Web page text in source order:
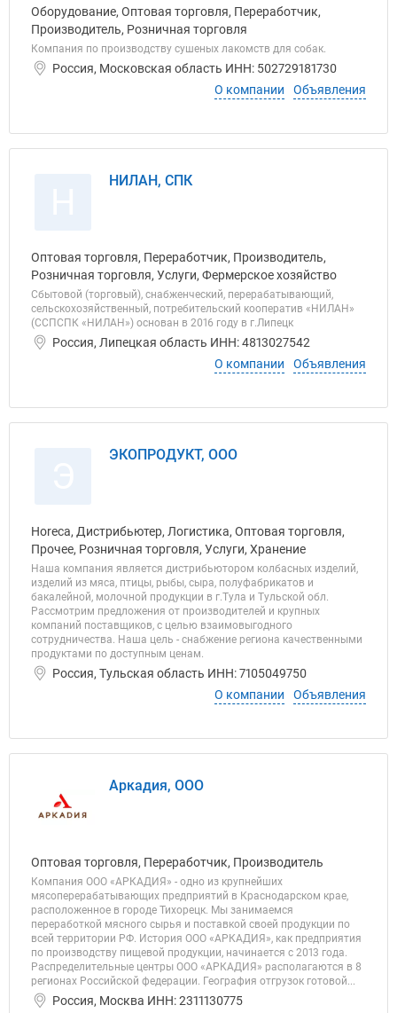
Оборудование, Оптовая торговля, Переработчик,
Производитель, Розничная торговля
Компания по производству сушеных лакомств для собак.
Россия, Московская область ИНН: 502729181730
О компании
Объявления
НИЛАН, СПК
Оптовая торговля, Переработчик, Производитель,
Розничная торговля, Услуги, Фермерское хозяйство
Сбытовой (торговый), снабженческий, перерабатывающий,
сельскохозяйственный, потребительский кооператив «НИЛАН»
(ССПСПК «НИЛАН») основан в 2016 году в г.Липецк
Россия, Липецкая область ИНН: 4813027542
О компании
Объявления
ЭКОПРОДУКТ, ООО
Horeca, Дистрибьютер, Логистика, Оптовая торговля,
Прочее, Розничная торговля, Услуги, Хранение
Наша компания является дистрибьютором колбасных изделий,
изделий из мяса, птицы, рыбы, сыра, полуфабрикатов и
бакалейной, молочной продукции в г.Тула и Тульской обл.
Рассмотрим предложения от производителей и крупных
компаний поставщиков, с целью взаимовыгодного
сотрудничества. Наша цель - снабжение региона качественными
продуктами по доступным ценам.
Россия, Тульская область ИНН: 7105049750
О компании
Объявления
Аркадия, ООО
Оптовая торговля, Переработчик, Производитель
Компания ООО «АРКАДИЯ» - одно из крупнейших
мясоперерабатывающих предприятий в Краснодарском крае,
расположенное в городе Тихорецк. Мы занимаемся
переработкой мясного сырья и поставкой своей продукции по
всей территории РФ. История ООО «АРКАДИЯ», как предприятия
по производству пищевой продукции, начинается с 2013 года.
Распределительные центры ООО «АРКАДИЯ» располагаются в 8
регионах Российской федерации. География отгрузок готовой...
Россия, Москва ИНН: 2311130775